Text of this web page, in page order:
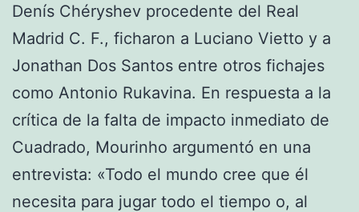
Denís Chéryshev procedente del Real
Madrid C. F., ficharon a Luciano Vietto y a
Jonathan Dos Santos entre otros fichajes
como Antonio Rukavina. En respuesta a la
crítica de la falta de impacto inmediato de
Cuadrado, Mourinho argumentó en una
entrevista: «Todo el mundo cree que él
necesita para jugar todo el tiempo o, al